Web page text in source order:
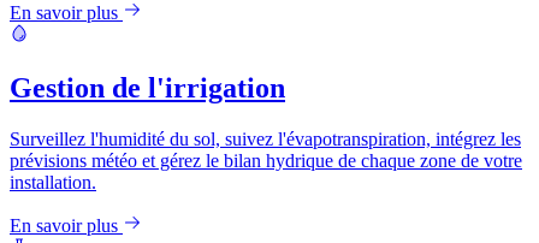
En savoir plus
Gestion de l'irrigation
Surveillez l'humidité du sol, suivez l'évapotranspiration, intégrez les
prévisions météo et gérez le bilan hydrique de chaque zone de votre
installation.
En savoir plus